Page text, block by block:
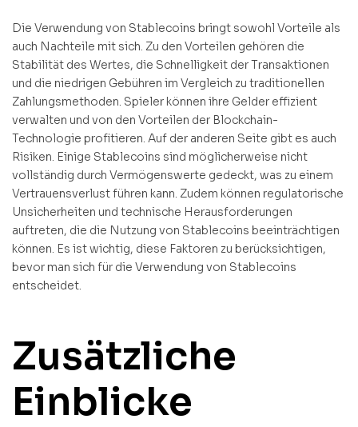
Die Verwendung von Stablecoins bringt sowohl Vorteile als
auch Nachteile mit sich. Zu den Vorteilen gehören die
Stabilität des Wertes, die Schnelligkeit der Transaktionen
und die niedrigen Gebühren im Vergleich zu traditionellen
Zahlungsmethoden. Spieler können ihre Gelder effizient
verwalten und von den Vorteilen der Blockchain-
Technologie profitieren. Auf der anderen Seite gibt es auch
Risiken. Einige Stablecoins sind möglicherweise nicht
vollständig durch Vermögenswerte gedeckt, was zu einem
Vertrauensverlust führen kann. Zudem können regulatorische
Unsicherheiten und technische Herausforderungen
auftreten, die die Nutzung von Stablecoins beeinträchtigen
können. Es ist wichtig, diese Faktoren zu berücksichtigen,
bevor man sich für die Verwendung von Stablecoins
entscheidet.
Zusätzliche
Einblicke